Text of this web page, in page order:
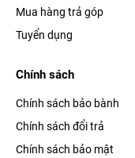
Mua hàng trả góp
Tuyển dụng
Chính sách
Chính sách bảo bành
Chính sách đổi trả
Chính sách bảo mật